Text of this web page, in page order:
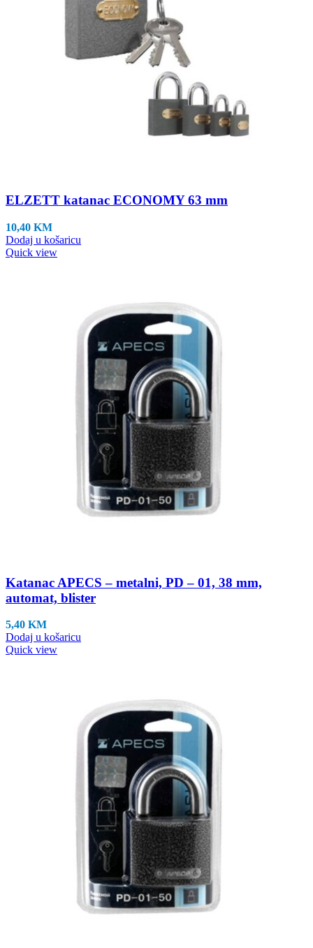
ELZETT katanac ECONOMY 63 mm
10,40 KM
Dodaj u košaricu
Quick view
Katanac APECS – metalni, PD – 01, 38 mm,
automat, blister
5,40 KM
Dodaj u košaricu
Quick view